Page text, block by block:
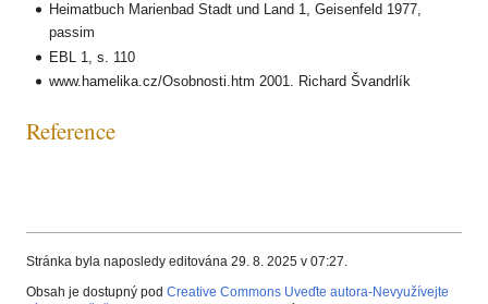
Heimatbuch Marienbad Stadt und Land 1, Geisenfeld 1977,
passim
EBL 1, s. 110
www.hamelika.cz/Osobnosti.htm 2001. Richard Švandrlík
Reference
Stránka byla naposledy editována 29. 8. 2025 v 07:27.
Obsah je dostupný pod Creative Commons Uveďte autora-Nevyužívejte